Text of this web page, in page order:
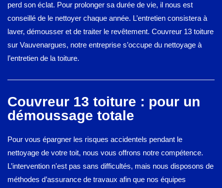
perd son éclat. Pour prolonger sa durée de vie, il nous est
conseillé de le nettoyer chaque année. L’entretien consistera à
laver, démousser et de traiter le revêtement. Couvreur 13 toiture
sur Vauvenargues, notre entreprise s’occupe du nettoyage à
l’entretien de la toiture.
Couvreur 13 toiture : pour un
démoussage totale
Pour vous épargner les risques accidentels pendant le
nettoyage de votre toit, nous vous offrons notre compétence.
L’intervention n'est pas sans difficultés, mais nous disposons de
méthodes d’assurance de travaux afin que nos équipes